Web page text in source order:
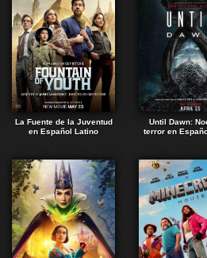
La Fuente de la Juventud
en Español Latino
Until Dawn:
terror en